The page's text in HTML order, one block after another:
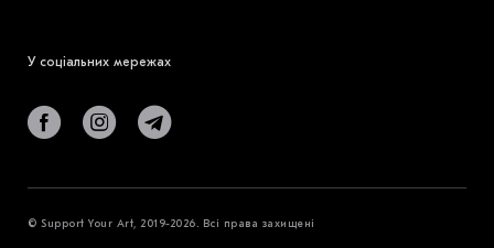
У соціальних мережах
© Support Your Art, 2019-2026. Всі права захищені